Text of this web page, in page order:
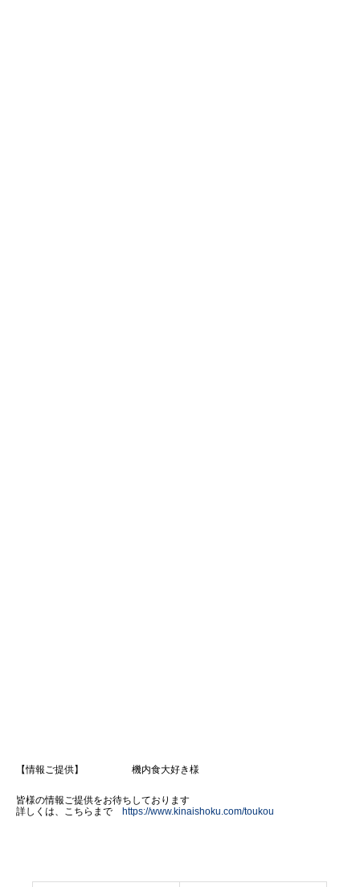
【情報ご提供】 機内食大好き様
皆様の情報ご提供をお待ちしております
詳しくは、こちらまで https://www.kinaishoku.com/toukou